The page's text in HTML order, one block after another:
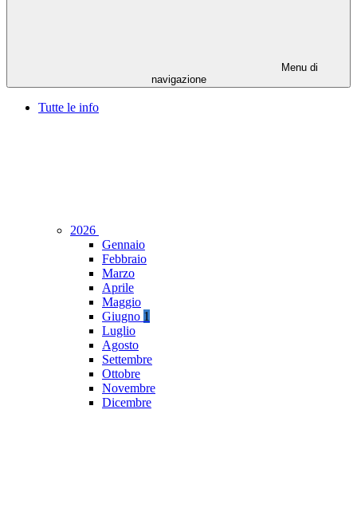
Menu di
navigazione
Tutte le info
2026
Gennaio
Febbraio
Marzo
Aprile
Maggio
Giugno 1
Luglio
Agosto
Settembre
Ottobre
Novembre
Dicembre